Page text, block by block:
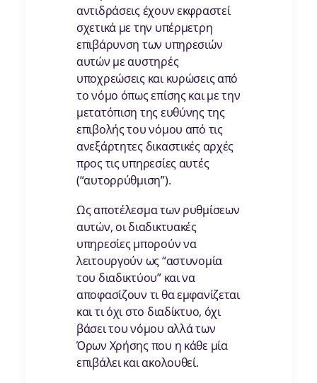
αντιδράσεις έχουν εκφραστεί
σχετικά με την υπέρμετρη
επιβάρυνση των υπηρεσιών
αυτών με αυστηρές
υποχρεώσεις και κυρώσεις από
το νόμο όπως επίσης και με την
μετατόπιση της ευθύνης της
επιβολής του νόμου από τις
ανεξάρτητες δικαστικές αρχές
προς τις υπηρεσίες αυτές
(“αυτορρύθμιση”).
Ως αποτέλεσμα των ρυθμίσεων
αυτών, οι διαδικτυακές
υπηρεσίες μπορούν να
λειτουργούν ως “αστυνομία
του διαδικτύου” και να
αποφασίζουν τι θα εμφανίζεται
και τι όχι στο διαδίκτυο, όχι
βάσει του νόμου αλλά των
Όρων Χρήσης που η κάθε μία
επιβάλει και ακολουθεί.